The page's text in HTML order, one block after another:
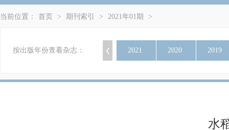
当前位置： 首页 > 期刊索引 > 2021年01期 >
按出版年份查看杂志： 2021 2020 2019
水